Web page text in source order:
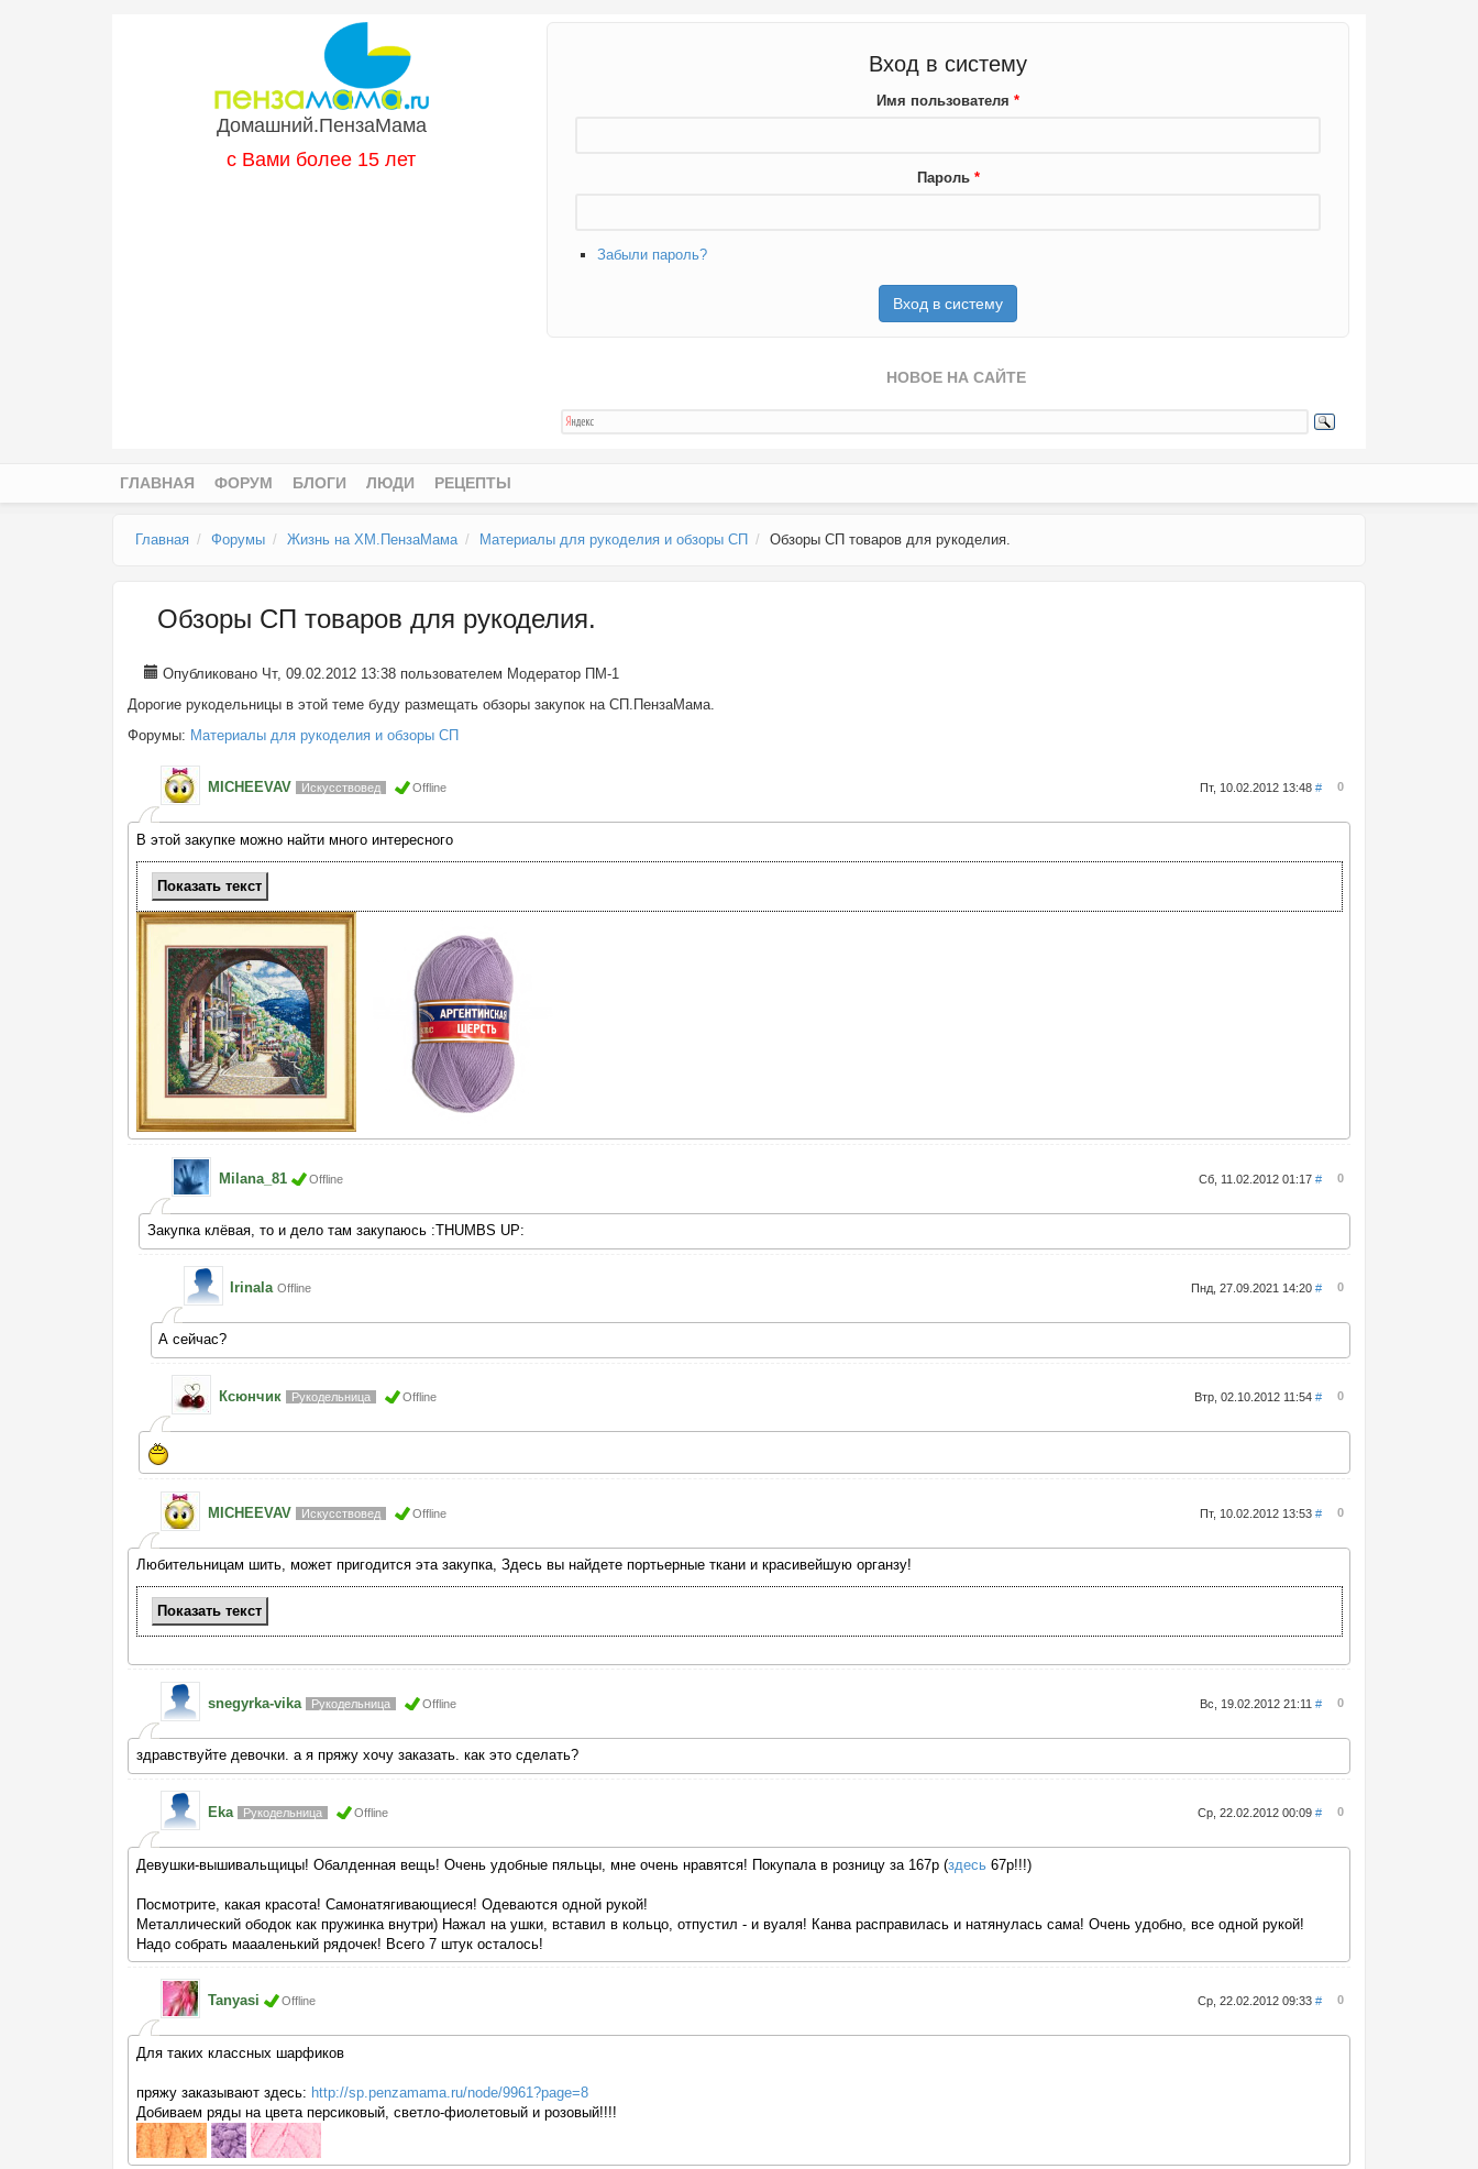
Домашний.ПензаМама
с Вами более 15 лет
Вход в систему
Имя пользователя *
Пароль *
Забыли пароль?
НОВОЕ НА САЙТЕ
ГЛАВНАЯ ФОРУМ БЛОГИ ЛЮДИ РЕЦЕПТЫ
Главная Форумы Жизнь на ХМ.ПензаМама Материалы для рукоделия и обзоры СП Обзоры СП товаров для рукоделия.
Обзоры СП товаров для рукоделия.
Опубликовано Чт, 09.02.2012 13:38 пользователем Модератор ПМ-1
Дорогие рукодельницы в этой теме буду размещать обзоры закупок на СП.ПензаМама.
Форумы: Материалы для рукоделия и обзоры СП
MICHEEVAV Искусствовед Offline Пт, 10.02.2012 13:48# 0
В этой закупке можно найти много интересного
Показатьтекст
Milana_81 Offline Сб, 11.02.2012 01:17# 0
Закупка клёвая, то и дело там закупаюсь :THUMBS UP:
Irinala Offline Пнд, 27.09.2021 14:20# 0
А сейчас?
Ксюнчик Рукодельница Offline Втр, 02.10.2012 11:54# 0
MICHEEVAV Искусствовед Offline Пт, 10.02.2012 13:53# 0
Любительницам шить, может пригодится эта закупка, Здесь вы найдете портьерные ткани и красивейшую органзу!
Показатьтекст
snegyrka-vika Рукодельница Offline Вс, 19.02.2012 21:11# 0
здравствуйте девочки. а я пряжу хочу заказать. как это сделать?
Eka Рукодельница Offline Ср, 22.02.2012 00:09# 0
Девушки-вышивальщицы! Обалденная вещь! Очень удобные пяльцы, мне очень нравятся! Покупала в розницу за 167р (здесь67р!!!)
Посмотрите, какая красота! Самонатягивающиеся! Одеваются одной рукой!
Металлический ободок как пружинка внутри) Нажал на ушки, вставил в кольцо, отпустил - и вуаля! Канва расправилась и натянулась сама! Очень удобно, все одной рукой!
Надо собрать маааленький рядочек! Всего 7 штук осталось!
Tanyasi Offline Ср, 22.02.2012 09:33# 0
Для таких классных шарфиков
пряжу заказывают здесь: http://sp.penzamama.ru/node/9961?page=8
Добиваем ряды на цвета персиковый, светло-фиолетовый и розовый!!!!